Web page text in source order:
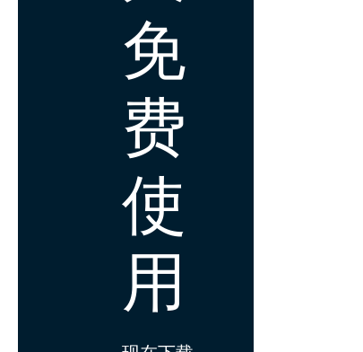
免
费
使
用